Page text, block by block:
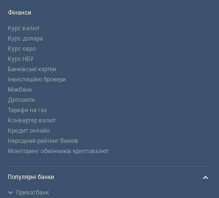
Фінанси
Курс валют
Курс долара
Курс євро
Курс НБУ
Банківські картки
Інвестиційні брокери
Міжбанк
Депозити
Тарифи на газ
Конвертер валют
Кредит онлайн
Народний рейтинг банків
Моніторинг обмінників криптовалют
Популярні банки
Приватбанк